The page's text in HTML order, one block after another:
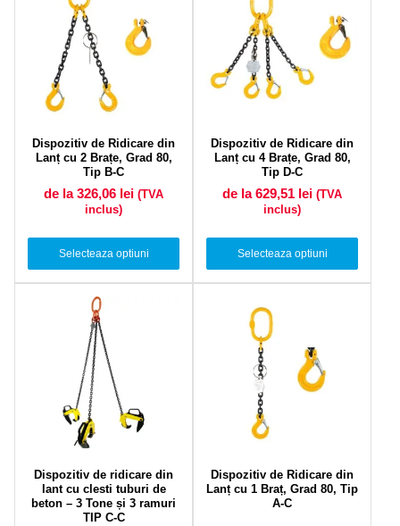
Dispozitiv de Ridicare din
Lanț cu 2 Brațe, Grad 80,
Tip B-C
de la 326,06 lei (TVA
inclus)
Selecteaza optiuni
Dispozitiv de Ridicare din
Lanț cu 4 Brațe, Grad 80,
Tip D-C
de la 629,51 lei (TVA
inclus)
Selecteaza optiuni
Dispozitiv de ridicare din
lant cu clesti tuburi de
beton – 3 Tone și 3 ramuri
TIP C-C
Dispozitiv de Ridicare din
Lanț cu 1 Braț, Grad 80, Tip
A-C